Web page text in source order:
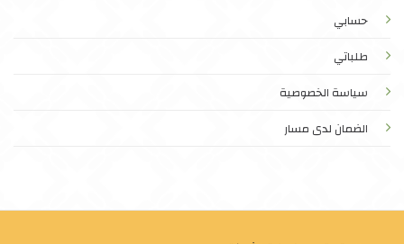
حسابي
طلباتي
سياسة الخصوصية
الضمان لدى مسار